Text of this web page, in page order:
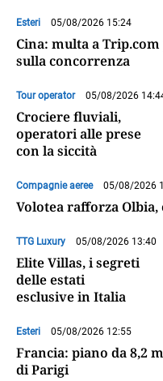
Esteri 05/08/2026 15:24
Cina: multa a
sulla concorrenza
Tour operator 05/08/2026
Crociere fluviali,
operatori alle prese
con la siccità
Compagnie aeree 05/08/2026
Volotea rafforza
TTG Luxury 05/08/2026 13:40
Elite Villas, i segreti
delle estati
esclusive in Italia
Esteri 05/08/2026 12:55
Francia: piano da 8,2
di Parigi